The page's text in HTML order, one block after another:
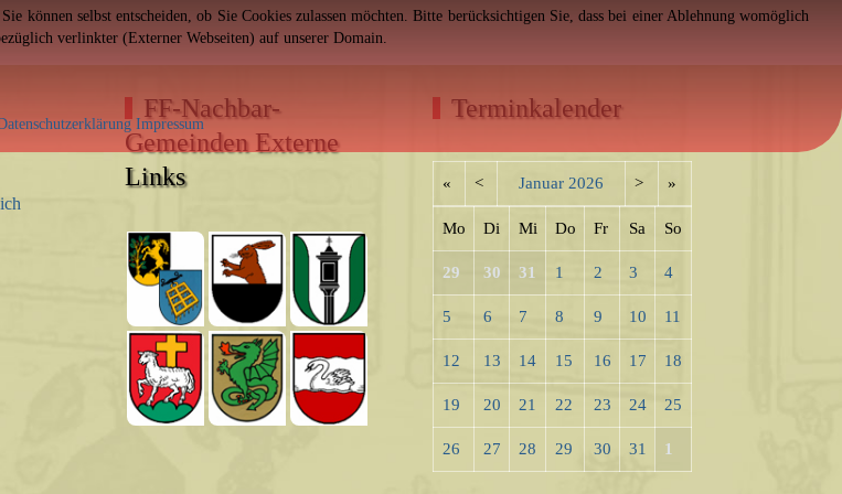
FF-Nachbar-
Gemeinden Externe
Links
Terminkalender
« < Januar 2026 > »
Mo Di Mi Do Fr Sa So
29 30 31 1 2 3 4
5 6 7 8 9 10 11
12 13 14 15 16 17 18
19 20 21 22 23 24 25
26 27 28 29 30 31 1
können selbst entscheiden, ob Sie Cookies zulassen möchten. Bitte berücksichtigen Sie, dass bei einer Ablehnung womöglich
verlinkter (Externer Webseiten) auf unserer Domain.
Impressum